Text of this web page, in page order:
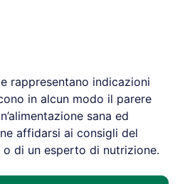
rappresentano indicazioni
in alcun modo il parere
sana ed
affidarsi ai consigli del
di un esperto di nutrizione.